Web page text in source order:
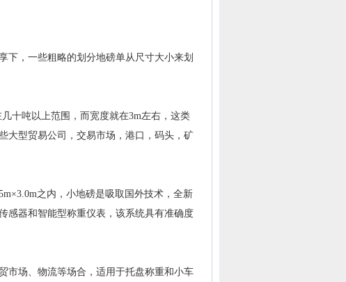
，一些粗略的划分地磅单从尺寸大小来划
十吨以上范围，而宽度就在3m左右，这类
大型贸易公司，交易市场，港口，码头，矿
之内，小地磅是吸取国外技术，全新
感器和智能型称重仪表，该系统具有准确度
场、物流等场合，适用于托盘称重和小车